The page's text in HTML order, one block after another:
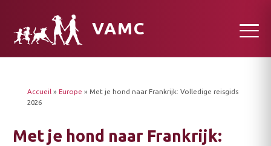
VAMC
Accueil » Europe » Met je hond naar Frankrijk: Volledige reisgids
2026
Met je hond naar Frankrijk: